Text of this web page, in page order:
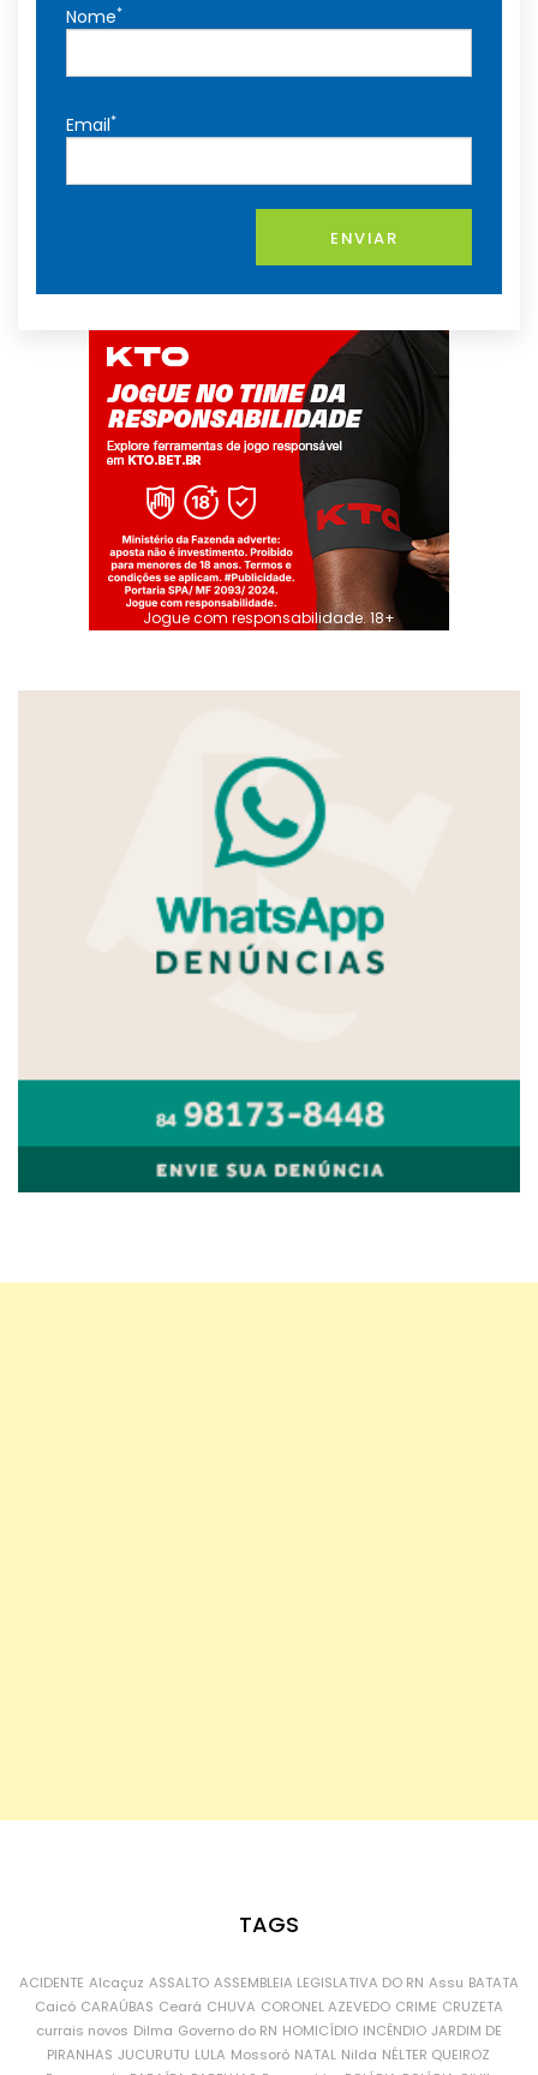
Nome*
Email*
ENVIAR
Jogue com responsabilidade. 18+
TAGS
ACIDENTE Alcaçuz ASSALTO ASSEMBLEIA LEGISLATIVA DO RN Assu BATATA
Caicó CARAÚBAS Ceará CHUVA CORONEL AZEVEDO CRIME CRUZETA
currais novos Dilma Governo do RN HOMICÍDIO INCÊNDIO JARDIM DE
PIRANHAS JUCURUTU LULA Mossoró NATAL Nilda NÉLTER QUEIROZ